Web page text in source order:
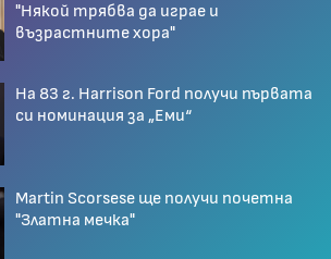
"Някой трябва да играе и
възрастните хора"
На 83 г. Harrison Ford получи първата
си номинация за „Еми“
Martin Scorsese ще получи почетна
"Златна мечка"